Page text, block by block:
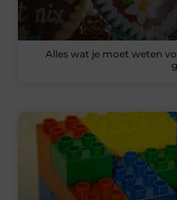
Alles wat je moet weten